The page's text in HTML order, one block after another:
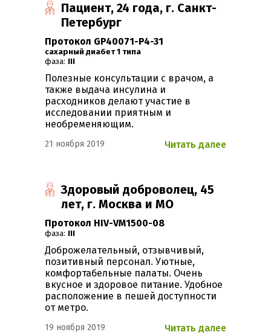
Пациент, 24 года, г. Санкт-
Петербург
Протокол GP40071-P4-31
Сахарный диабет 1 типа
фаза: III
Полезные консультации с врачом, а
также выдача инсулина и
расходников делают участие в
исследовании приятным и
необременяющим.
Читать далее
21 ноября 2019
Здоровый доброволец, 45
лет, г. Москва и МО
Протокол HIV-VM1500-08
фаза: III
Доброжелательный, отзывчивый,
позитивный персонал. Уютные,
комфортабельные палаты. Очень
вкусное и здоровое питание. Удобное
расположение в пешей доступности
от метро.
Читать далее
19 ноября 2019